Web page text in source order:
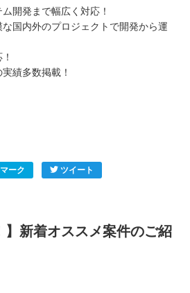
開発まで幅広く対応！
国内外のプロジェクトで開発から運
績多数掲載！
ーク ツイート
】新着オススメ案件のご紹